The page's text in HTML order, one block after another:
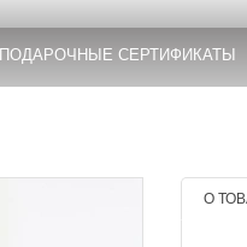
ПОДАРОЧНЫЕ СЕРТИФИКАТЫ
О